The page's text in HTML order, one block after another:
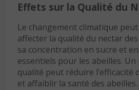
Effets sur la Qualité du
Le changement climatique
affecter la qualité du nectar
sa concentration en sucre et
essentiels pour les abeilles.
qualité peut réduire l’efficacité
et affaiblir la santé des abeilles.